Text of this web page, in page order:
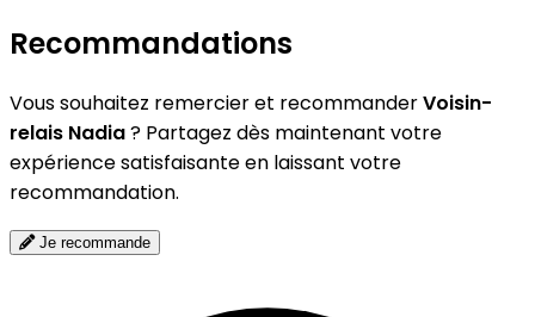
Recommandations
Vous souhaitez remercier et recommanderVoisin-
relais Nadia? Partagez dès maintenant votre
expérience satisfaisante en laissant votre
recommandation.
Je recommande